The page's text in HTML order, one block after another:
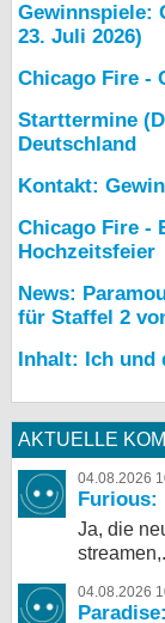
Gewinnspiele:
23. Juli 2026)
Chicago Fire -
Starttermine
Deutschland
Kontakt:
Chicago Fire -
Hochzeitsfeier
News:
für Staffel 2
Inhalt: Ich und
AKTUELLE
04.08.2026
Furious:
Ja, die
04.08.2026